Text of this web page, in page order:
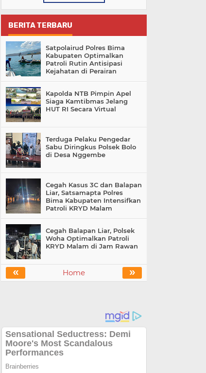
BERITA TERBARU
Satpolairud Polres Bima
Kabupaten Optimalkan
Patroli Rutin Antisipasi
Kejahatan di Perairan
Kapolda NTB Pimpin Apel
Siaga Kamtibmas Jelang
HUT RI Secara Virtual
Terduga Pelaku Pengedar
Sabu Diringkus Polsek Bolo
di Desa Nggembe
Cegah Kasus 3C dan Balapan
Liar, Satsamapta Polres
Bima Kabupaten Intensifkan
Patroli KRYD Malam
Cegah Balapan Liar, Polsek
Woha Optimalkan Patroli
KRYD Malam di Jam Rawan
« »
Home